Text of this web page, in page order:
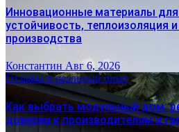
Инновационные материалы
устойчивость, теплоизоляция
производства
Константин Авг 6, 2026
Отзывы и реальный опыт
Как выбрать модульный дом:
доверии к производителям и